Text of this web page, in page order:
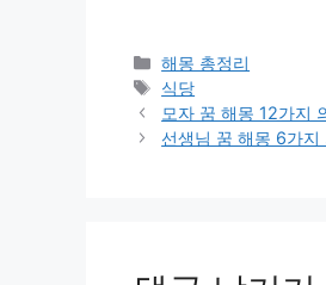
카
테
고
리
해몽 총정리
태
그
식당
모자 꿈 해몽 12가지
선생님 꿈 해몽 6가지